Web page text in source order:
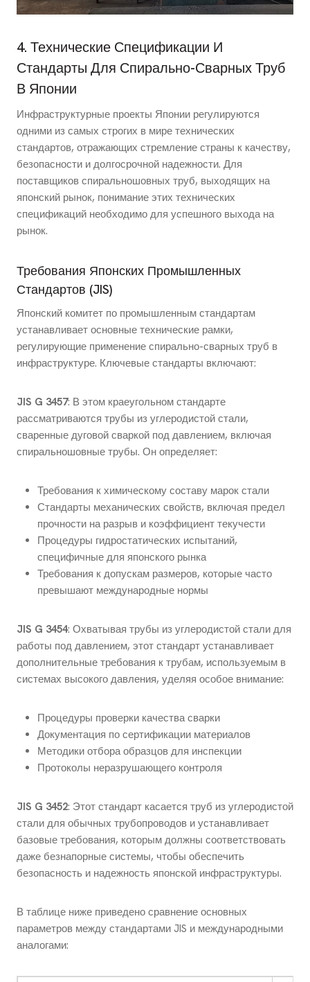
4. Технические Спецификации И
Стандарты Для Спирально-Сварных Труб
В Японии
Инфраструктурные проекты Японии регулируются
одними из самых строгих в мире технических
стандартов, отражающих стремление страны к качеству,
безопасности и долгосрочной надежности. Для
поставщиков спиральношовных труб, выходящих на
японский рынок, понимание этих технических
спецификаций необходимо для успешного выхода на
рынок.
Требования Японских Промышленных
Стандартов (JIS)
Японский комитет по промышленным стандартам
устанавливает основные технические рамки,
регулирующие применение спирально-сварных труб в
инфраструктуре. Ключевые стандарты включают:
JIS G 3457: В этом краеугольном стандарте
рассматриваются трубы из углеродистой стали,
сваренные дуговой сваркой под давлением, включая
спиральношовные трубы. Он определяет:
Требования к химическому составу марок стали
Стандарты механических свойств, включая предел
прочности на разрыв и коэффициент текучести
Процедуры гидростатических испытаний,
специфичные для японского рынка
Требования к допускам размеров, которые часто
превышают международные нормы
JIS G 3454: Охватывая трубы из углеродистой стали для
работы под давлением, этот стандарт устанавливает
дополнительные требования к трубам, используемым в
системах высокого давления, уделяя особое внимание:
Процедуры проверки качества сварки
Документация по сертификации материалов
Методики отбора образцов для инспекции
Протоколы неразрушающего контроля
JIS G 3452: Этот стандарт касается труб из углеродистой
стали для обычных трубопроводов и устанавливает
базовые требования, которым должны соответствовать
даже безнапорные системы, чтобы обеспечить
безопасность и надежность японской инфраструктуры.
В таблице ниже приведено сравнение основных
параметров между стандартами JIS и международными
аналогами: